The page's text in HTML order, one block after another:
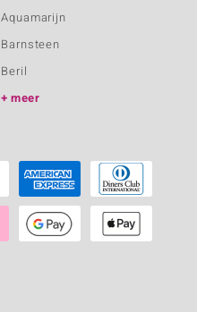
Aquamarijn
Barnsteen
Beril
meer